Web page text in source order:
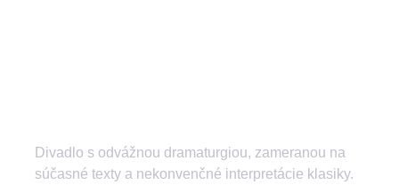
Divadlo s odvážnou dramaturgiou, zameranou na
súčasné texty a nekonvenčné interpretácie klasiky.